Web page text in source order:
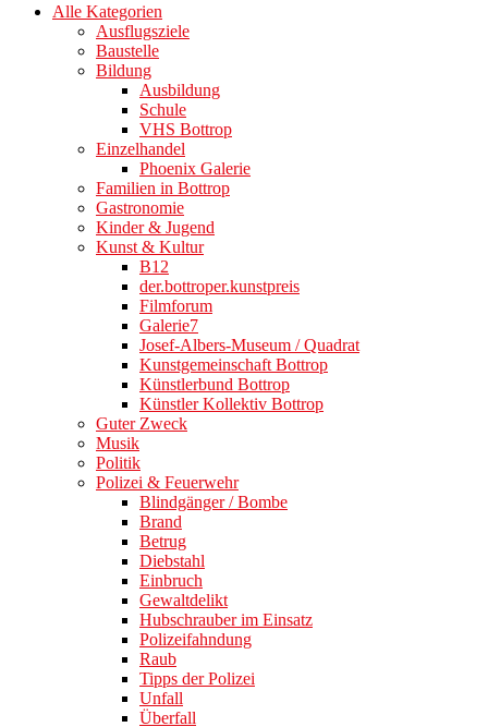
Alle Kategorien
Ausflugsziele
Baustelle
Bildung
Ausbildung
Schule
VHS Bottrop
Einzelhandel
Phoenix Galerie
Familien in Bottrop
Gastronomie
Kinder & Jugend
Kunst & Kultur
B12
der.bottroper.kunstpreis
Filmforum
Galerie7
Josef-Albers-Museum / Quadrat
Kunstgemeinschaft Bottrop
Künstlerbund Bottrop
Künstler Kollektiv Bottrop
Guter Zweck
Musik
Politik
Polizei & Feuerwehr
Blindgänger / Bombe
Brand
Betrug
Diebstahl
Einbruch
Gewaltdelikt
Hubschrauber im Einsatz
Polizeifahndung
Raub
Tipps der Polizei
Unfall
Überfall